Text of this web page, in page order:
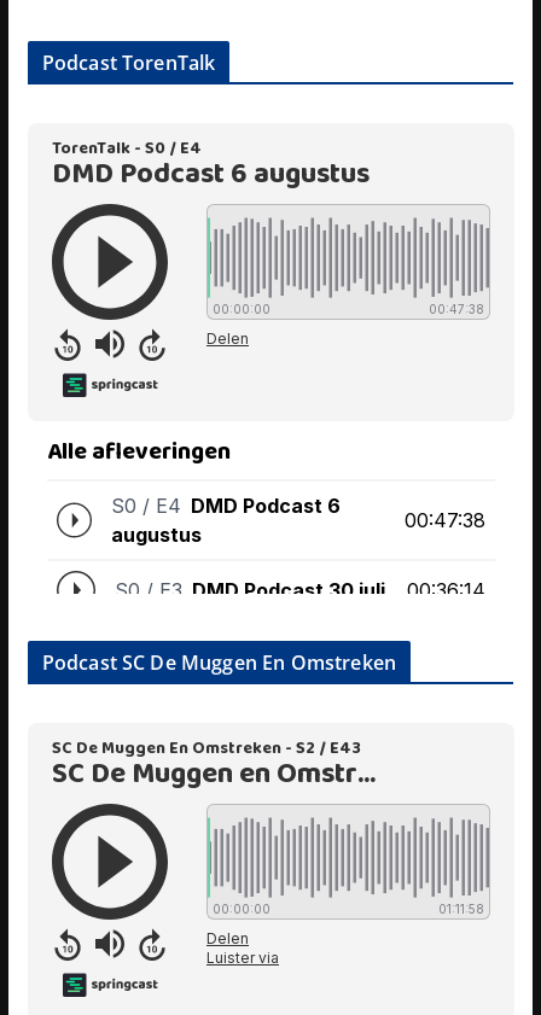
Podcast TorenTalk
Podcast SC De Muggen En Omstreken